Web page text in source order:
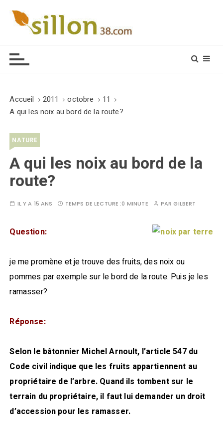
Accueil 2011 octobre
11
A qui les noix au bord de la route?
NATURE
A qui les noix au bord de la
route?
IL Y A 15 ANS TEMPS DE LECTURE :0 MINUTE PARGILBERT
Question:
je me promène et je trouve des fruits, des noix ou
pommes par exemple sur le bord de la route. Puis je les
ramasser?
Réponse:
Selon le bâtonnier Michel Arnoult, l’article 547 du
Code civil indique que les fruits appartiennent au
propriétaire de l’arbre. Quand ils tombent sur le
terrain du propriétaire, il faut lui demander un droit
d’accession pour les ramasser.